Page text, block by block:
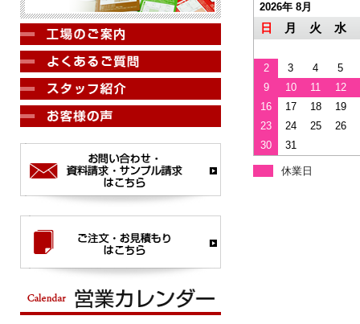
2026年 8月
日 月 火 水
2 3 4
5
9
10 11
12
16
17 18
19
23
24 25
26
30
31
休業日